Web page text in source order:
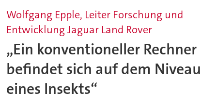
Wolfgang Epple, Leiter Forschung und
Entwicklung Jaguar Land Rover
„Ein konventioneller Rechner
befindet sich auf dem Niveau
eines Insekts“